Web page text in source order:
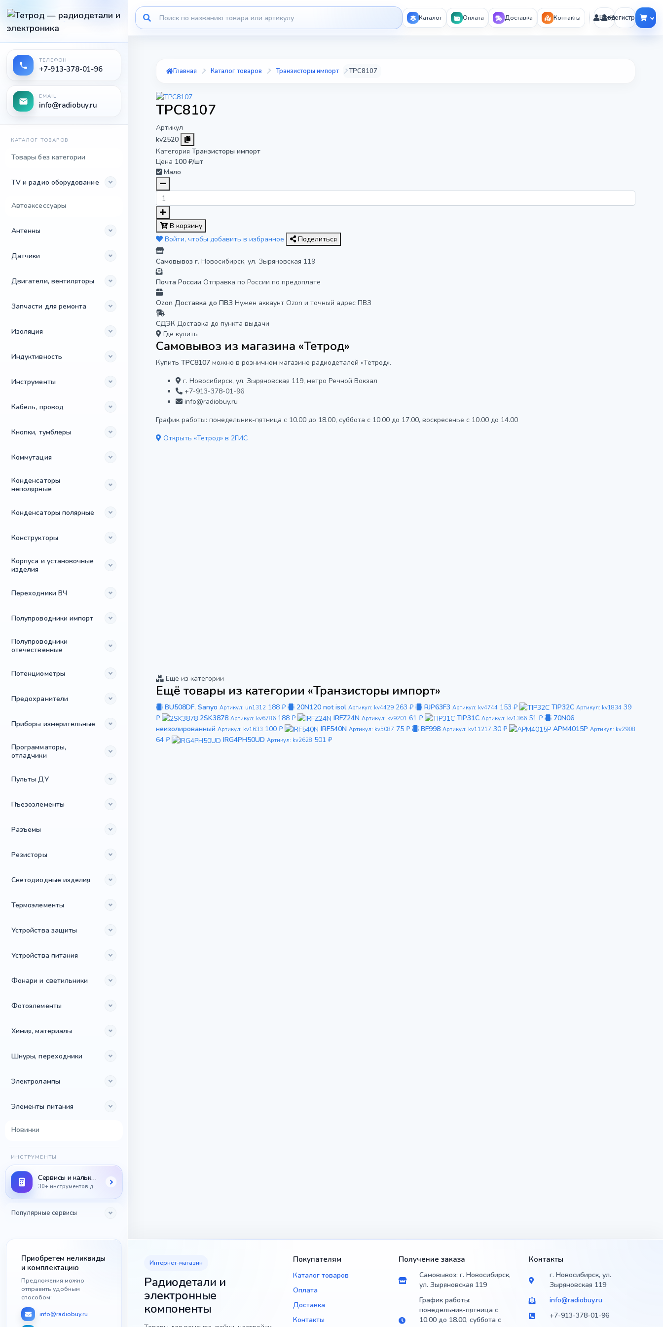
ТЕЛЕФОН
+7-913-378-01-96
EMAIL
info@radiobuy.ru
КАТАЛОГ ТОВАРОВ
Товары без категории
TV и радио оборудование
Автоаксессуары
Антенны
Датчики
Двигатели, вентиляторы
Запчасти для ремонта
Изоляция
Индуктивность
Инструменты
Кабель, провод
Кнопки, тумблеры
Коммутация
Конденсаторы
неполярные
Конденсаторы полярные
Конструкторы
Корпуса и установочные
изделия
Переходники ВЧ
Полупроводники импорт
Полупроводники
отечественные
Потенциометры
Предохранители
Приборы измерительные
Программаторы,
отладчики
Пульты ДУ
Пъезоэлементы
Разъемы
Резисторы
Светодиодные изделия
Термоэлементы
Устройства защиты
Устройства питания
Фонари и светильники
Фотоэлементы
Химия, материалы
Шнуры, переходники
Электролампы
Элементы питания
Новинки
ИНСТРУМЕНТЫ
Сервисы и калькуляторы
30+ инструментов для радиодеталей
Популярные сервисы
Приобретем неликвиды
и комплектацию
Предложения можно
отправить удобным
способом:
info@radiobuy.ru
Каталог Оплата Доставка Контакты ВходРегистрация
Главная Каталог товаров Транзисторы импорт TPC8107
TPC8107
Артикул
kv2520
Категория Транзисторы импорт
Цена 100 ₽/шт
Мало
В корзину
Войти, чтобы добавить в избранное
Поделиться
Самовывоз г. Новосибирск, ул. Зыряновская 119
Почта России Отправка по России по предоплате
Ozon Доставка до ПВЗ Нужен аккаунт Ozon и точный адрес ПВЗ
СДЭК Доставка до пункта выдачи
Где купить
Самовывоз из магазина «Тетрод»
Купить TPC8107 можно в розничном магазине радиодеталей «Тетрод».
г. Новосибирск, ул. Зыряновская 119, метро Речной Вокзал
+7-913-378-01-96
info@radiobuy.ru
График работы: понедельник-пятница с 10.00 до 18.00, суббота с 10.00 до 17.00, воскресенье с 10.00 до 14.00
Открыть «Тетрод» в 2ГИС
Ещё из категории
Ещё товары из категории «Транзисторы импорт»
BU508DF, Sanyo Артикул: un1312 188 ₽ 20N120 not isol Артикул: kv4429 263 ₽ RJP63F3 Артикул: kv4744 153 ₽ TIP32C Артикул: kv1834 39
₽
2SK3878 Артикул: kv6786 188 ₽ IRFZ24N Артикул: kv9201 61 ₽ TIP31C Артикул: kv1366 51 ₽
70N06
неизолированный Артикул: kv1633 100 ₽ IRF540N Артикул: kv5087 75 ₽ BF998 Артикул: kv11217 30 ₽ APM4015P Артикул: kv2908
64 ₽ IRG4PH50UD Артикул: kv2628 501 ₽
Интернет-магазин
Радиодетали и
электронные
компоненты
Покупателям
Каталог товаров
Оплата
Доставка
Контакты
Получение заказа
Самовывоз: г. Новосибирск,
ул. Зыряновская 119
График работы:
понедельник-пятница с
10.00 до 18.00, суббота с
Контакты
г. Новосибирск, ул.
Зыряновская 119
info@radiobuy.ru
+7-913-378-01-96